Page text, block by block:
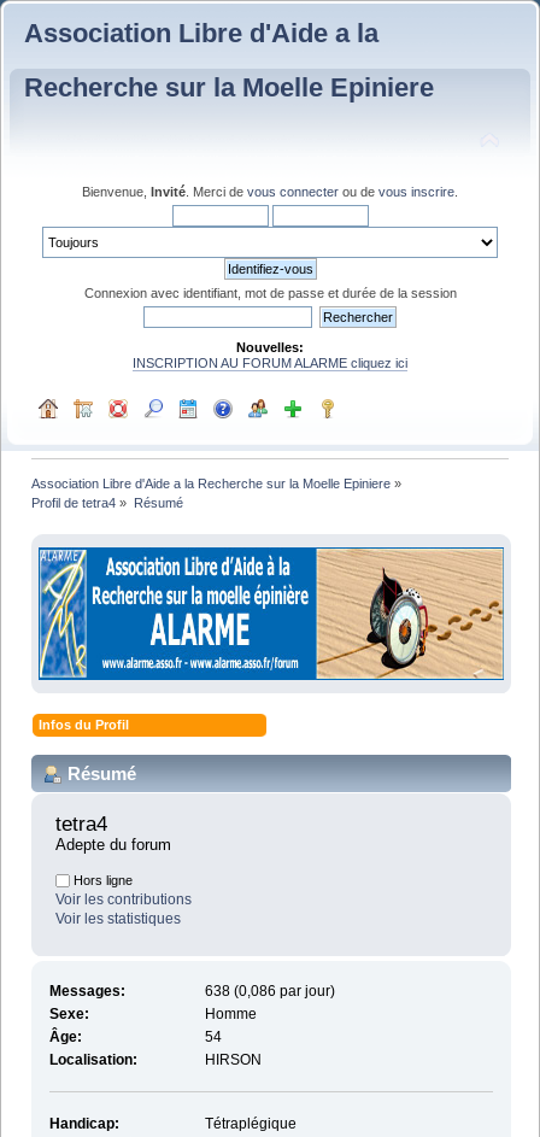
Association Libre d'Aide a la
Recherche sur la Moelle Epiniere
Bienvenue, Invité . Merci de vous connecter ou de vous inscrire
Connexion avec identifiant, mot de passe et durée de la session
Nouvelles:
INSCRIPTION AU FORUM ALARME cliquez ici
Association Libre d'Aide a la Recherche sur la Moelle Epiniere »
Profil de tetra4 » Résumé
Infos du Profil
Résumé
tetra4
Adepte du forum
Hors ligne
Voir les contributions
Voir les statistiques
Messages:
638 (0,086 par jour)
Sexe:
Homme
Âge:
54
Localisation:
HIRSON
Handicap:
Tétraplégique